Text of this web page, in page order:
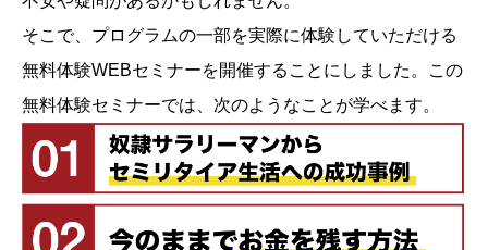
そこで、プログラムの一部を実際に体験していただける
無料体験WEBセミナーを開催することにしました。この
無料体験セミナーでは、次のようなことが学べます。